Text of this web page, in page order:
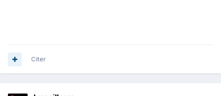
Citer